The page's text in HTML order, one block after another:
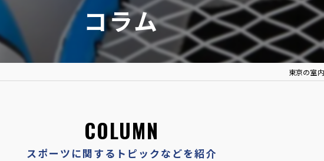
レンタル
硬式
チーム
コラム
東京の室内
COLUMN
スポーツに関するトピックなどを紹介